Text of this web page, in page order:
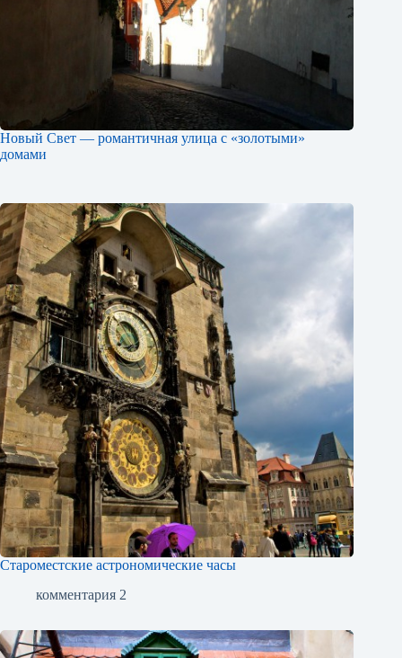
Новый Свет — романтичная улица с «золотыми»
домами
Староместские астрономические часы
комментария 2